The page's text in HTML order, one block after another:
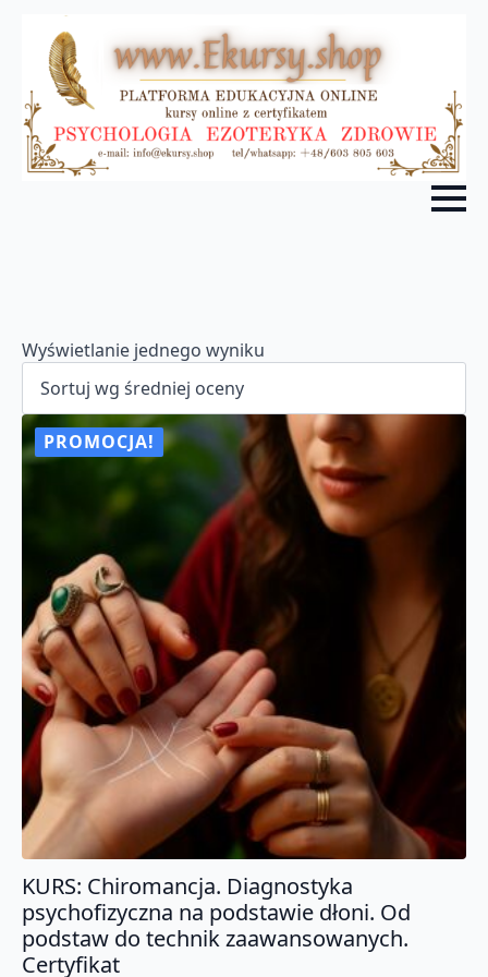
Wyświetlanie jednego wyniku
PROMOCJA!
KURS: Chiromancja. Diagnostyka
psychofizyczna na podstawie dłoni. Od
podstaw do technik zaawansowanych.
Certyfikat